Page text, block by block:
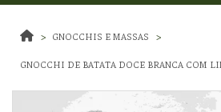
GNOCCHIS E MASSAS
GNOCCHI DE BATATA DOCE BRANCA COM